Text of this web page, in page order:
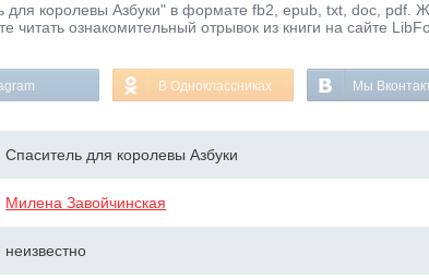
для королевы Азбуки" в формате fb2, epub, txt, doc, pdf.
ознакомительный отрывок из книги на сайте
В Одноклассниках Мы
Спаситель для королевы Азбуки
Милена Завойчинская
неизвестно